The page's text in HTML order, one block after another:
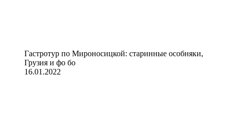
Гастротур по Мироносицкой: старинные особняки,
Грузия и фо бо
16.01.2022